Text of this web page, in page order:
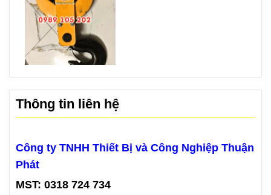
Thông tin liên hệ
Công ty TNHH Thiết Bị và Công Nghiệp Thuận
Phát
MST: 0318 724 734